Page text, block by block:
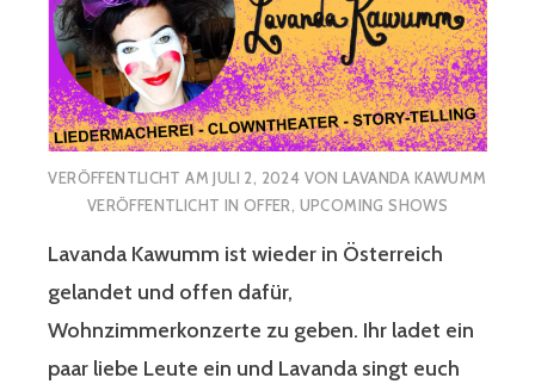
VERÖFFENTLICHT AMJULI 2, 2024 VONLAVANDA KAWUMM
VERÖFFENTLICHT IN OFFER, UPCOMING SHOWS
Lavanda Kawumm ist wieder in Österreich
gelandet und offen dafür,
Wohnzimmerkonzerte zu geben. Ihr ladet ein
paar liebe Leute ein und Lavanda singt euch